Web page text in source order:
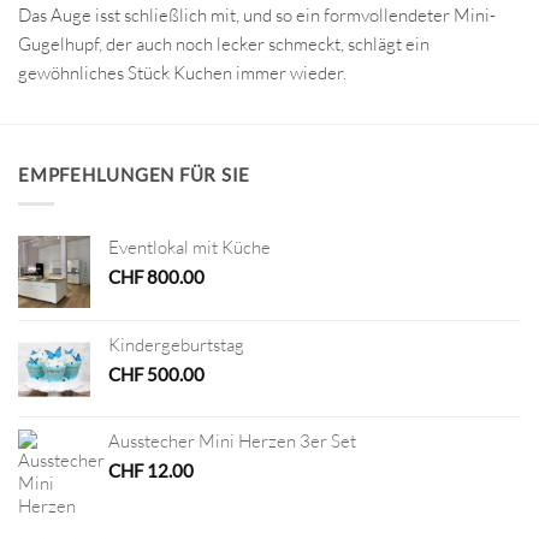
Das Auge isst schließlich mit, und so ein formvollendeter Mini-
Gugelhupf, der auch noch lecker schmeckt, schlägt ein
gewöhnliches Stück Kuchen immer wieder.
EMPFEHLUNGEN FÜR SIE
Eventlokal mit Küche
CHF800.00
Kindergeburtstag
CHF500.00
Ausstecher Mini Herzen 3er Set
CHF12.00